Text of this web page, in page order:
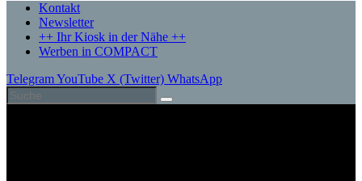
Kontakt
Newsletter
++ Ihr Kiosk in der Nähe ++
Werben in COMPACT
TelegramYouTube X (Twitter) WhatsApp